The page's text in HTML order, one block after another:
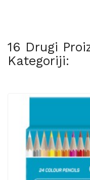
16 Drugi
Kategoriji: